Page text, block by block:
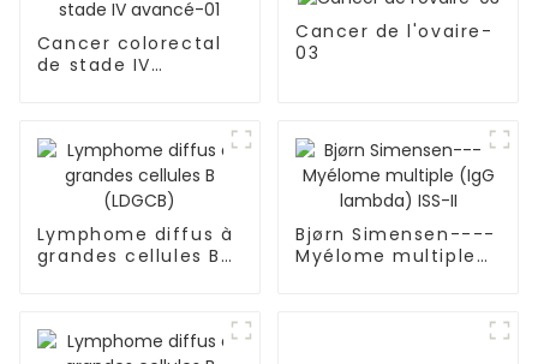
Cancer colorectal
de stade IV
Cancer de l'ovaire-
03
Lymphome diffus à
grandes cellules B
Bjørn Simensen----
Myélome multiple